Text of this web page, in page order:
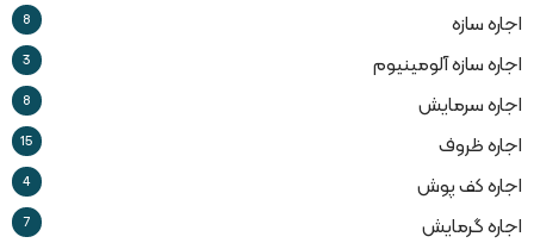
اجاره سازه 8
اجاره سازه آلومینیوم 3
اجاره سرمایش 8
اجاره ظروف 15
اجاره کف پوش 4
اجاره گرمایش 7